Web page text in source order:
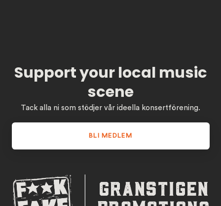
Support your local music
scene
Tack alla ni som stödjer vår ideella konsertförening.
BLI MEDLEM